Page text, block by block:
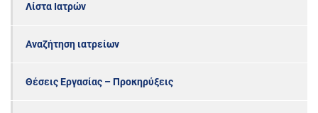
Λίστα Ιατρών
Αναζήτηση ιατρείων
Θέσεις Εργασίας – Προκηρύξεις